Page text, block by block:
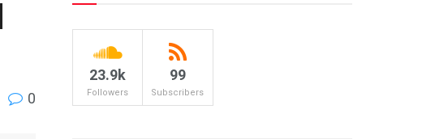
0
23.9k
Followers
99
Subscribers